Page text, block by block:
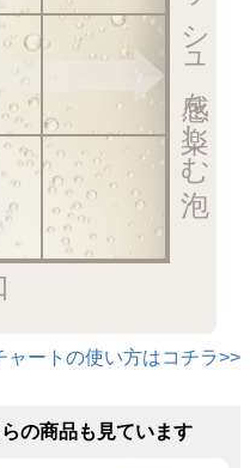
ャートの使い方はコチラ>>
の商品も見ています